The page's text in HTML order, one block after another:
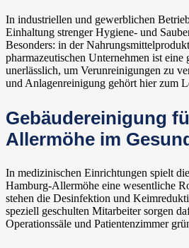
In industriellen und gewerblichen
Einhaltung strenger Hygiene- und
Besonders: in der
pharmazeutischen Unternehmen ist
unerlässlich, um Verunreinigungen zu
und Anlagenreinigung gehört hier zum
Gebäudereinigung
Allermöhe im
In medizinischen Einrichtungen spielt
Hamburg-Allermöhe eine wesentliche
stehen die Desinfektion und
speziell geschulten Mitarbeiter sorgen
Operationssäle und Patientenzimmer